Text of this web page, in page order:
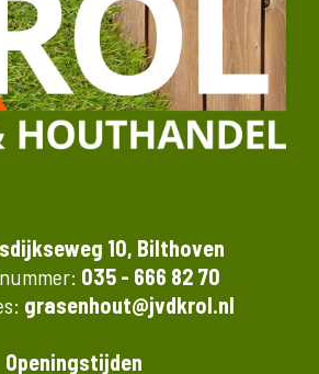
10, Bilthoven
035 - 666 82 70
grasenhout@jvdkrol.nl
Openingstijden